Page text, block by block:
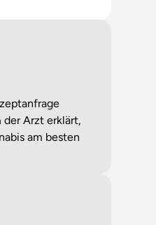
Arzt erklärt,
am besten